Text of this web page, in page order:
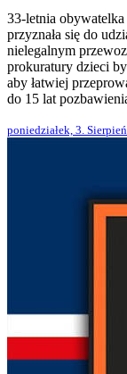
33-letnia
przyznała się do
nielegalnym
prokuratury dzieci
aby łatwiej
do 15 lat
poniedziałek, 3.